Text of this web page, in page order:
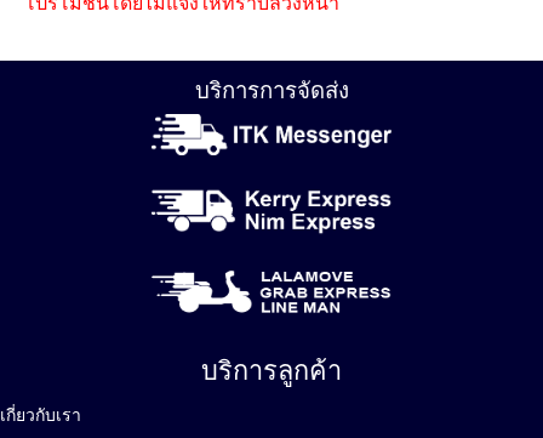
บริการการจัดส่ง
บริการลูกค้า
เกี่ยวกับเรา